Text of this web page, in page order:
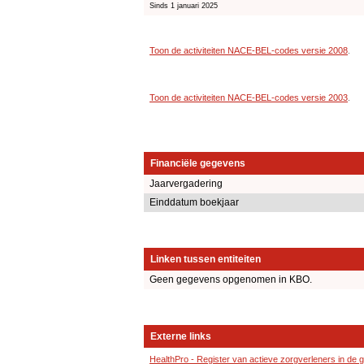
Sinds 1 januari 2025
Toon de activiteiten NACE-BEL-codes versie 2008
Toon de activiteiten NACE-BEL-codes versie 2003
Financiële gegevens
Jaarvergadering
Einddatum boekjaar
Linken tussen entiteiten
Geen gegevens opgenomen in KBO.
Externe links
HealthPro - Register van actieve zorgverleners in de